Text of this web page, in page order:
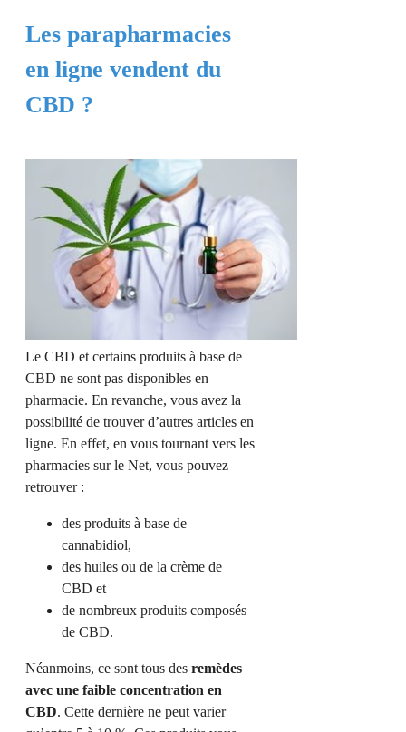
Les parapharmacies
en ligne vendent du
CBD ?
Le CBD et certains produits à base de
CBD ne sont pas disponibles en
pharmacie. En revanche, vous avez la
possibilité de trouver d’autres articles en
ligne. En effet, en vous tournant vers les
pharmacies sur le Net, vous pouvez
retrouver :
des produits à base de
cannabidiol,
des huiles ou de la crème de
CBD et
de nombreux produits composés
de CBD.
Néanmoins, ce sont tous des remèdes
avec une faible concentration en
CBD. Cette dernière ne peut varier